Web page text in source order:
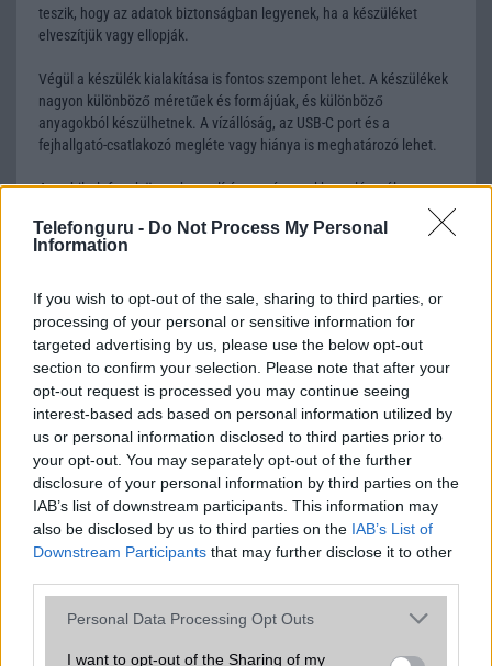
Telefonguru - Do Not Process My Personal
Information
If you wish to opt-out of the sale, sharing to third parties, or
processing of your personal or sensitive information for
targeted advertising by us, please use the below opt-out
section to confirm your selection. Please note that after your
opt-out request is processed you may continue seeing
interest-based ads based on personal information utilized by
us or personal information disclosed to third parties prior to
your opt-out. You may separately opt-out of the further
disclosure of your personal information by third parties on the
IAB’s list of downstream participants. This information may
also be disclosed by us to third parties on the IAB’s List of
Downstream Participants that may further disclose it to other
Please note that this website/app uses one or more Google
not limited to your visit or usage behaviour. You may click to
Personal Data Processing Opt Outs
I want to opt-out of the Sharing of my
teszik, hogy az adatok biztonságban legyenek, ha a készüléket
elveszítjük vagy ellopják.
Végül a készülék kialakítása is fontos szempont lehet. A készülékek
nagyon különböző méretűek és formájúak, és különböző
anyagokból készülhetnek. A vízállóság, az USB-C port és a
fejhallgató-csatlakozó megléte vagy hiánya is meghatározó lehet.
A mobiltelefonok összehasonlítása az ár, az akkumulátor-élettartam,
az operációs rendszer, a hardver, a kamera, az adatvédelem és a
kialakítás szempontjából döntő fontosságú lehet. Ezek a
szempontok kritikusak ahhoz, hogy megtaláljuk azokat a
elvárásainknak.
Végül azt is fontos tudni, hogy a mobiltelefonok összehasonlítása
során minden felhasználó egyéni preferenciákkal rendelkezik, így a
választásuk eltérhet. Azonban azok, akik számára fontos a nagyobb
kijelző, hosszabb üzemidő, hatékony
MOBILTELEFON MÁRKÁK
Apple
Honor
Huawei